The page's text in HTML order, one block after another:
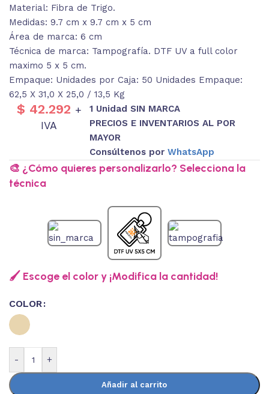
Material: Fibra de Trigo.
Medidas: 9.7 cm x 9.7 cm x 5 cm
Área de marca: 6 cm
Técnica de marca: Tampografía. DTF UV a full color
maximo 5 x 5 cm.
Empaque: Unidades por Caja: 50 Unidades Empaque:
62,5 X 31,0 X 25,0 / 13,5 Kg
$ 42.292 +
IVA
1 Unidad SIN MARCA
PRECIOS E INVENTARIOS AL POR
MAYOR
Consúltenos por WhatsApp
🎨 ¿Cómo quieres personalizarlo? Selecciona la
técnica
🖌️ Escoge el color y ¡Modifica la cantidad!
COLOR
- +
Añadir al carrito